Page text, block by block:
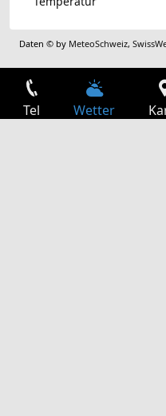
Daten © by MeteoSchweiz,
Tel Wetter